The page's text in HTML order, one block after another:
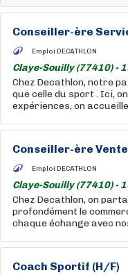
Conseiller-ère
Emploi DECATHLON
Claye-Souilly (77410) -
Chez Decathlon, notre
que celle du sport . Ici,
expériences, on accueille
Conseiller-ère
Emploi DECATHLON
Claye-Souilly (77410) -
Chez Decathlon, on
profondément le
chaque échange avec
Coach Sportif (H/F)